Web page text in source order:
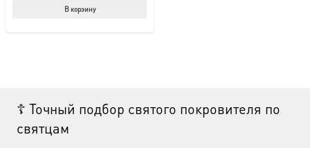
В корзину
☦ Точный подбор святого покровителя по
святцам